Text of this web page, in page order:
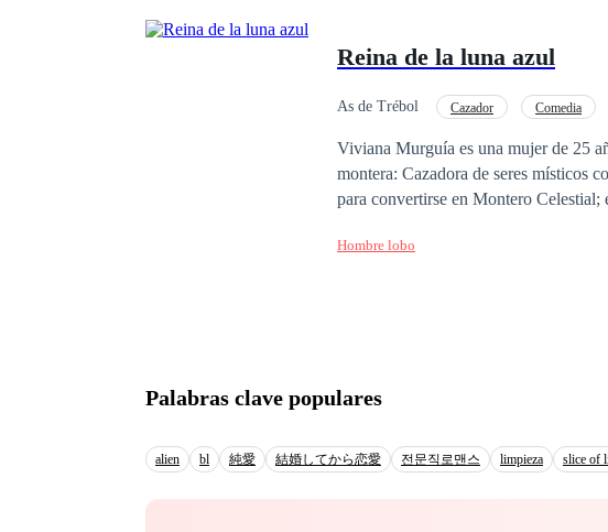
Reina de la luna azul
As de Trébol Cazador Comedia
Viviana Murguía es una mujer de 25
montera: Cazadora de seres místicos
para convertirse en Montero
Lucas, el hombre del que siempre
enfrenta a la misteriosa muerte de su
Hombre lobo
Palabras clave populares
alien bl 純愛 結婚してから恋愛 전문직로맨스 limpieza slice of